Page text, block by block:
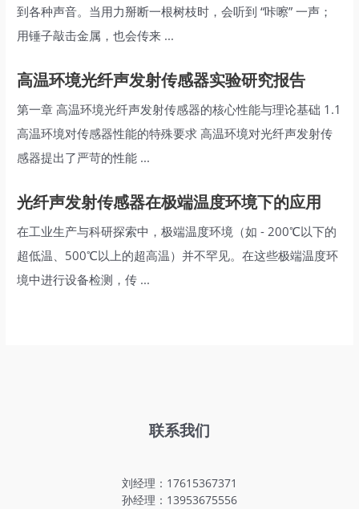
到各种声音。当用力掰断一根树枝时，会听到 “咔嚓” 一声；
用锤子敲击金属，也会传来 ...
高温环境光纤声发射传感器实验研究报告
第一章 高温环境光纤声发射传感器的核心性能与理论基础 1.1
高温环境对传感器性能的特殊要求 高温环境对光纤声发射传
感器提出了严苛的性能 ...
光纤声发射传感器在极端温度环境下的应用
在工业生产与科研探索中，极端温度环境（如 - 200℃以下的
超低温、500℃以上的超高温）并不罕见。在这些极端温度环
境中进行设备检测，传 ...
联系我们
刘经理：17615367371
孙经理：13953675556